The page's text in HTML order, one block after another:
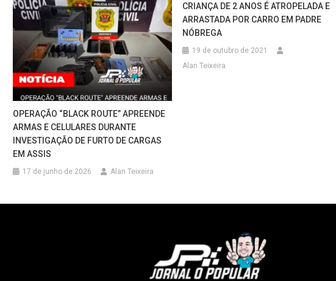
OPERAÇÃO “BLACK ROUTE” APREENDE
ARMAS E CELULARES DURANTE
INVESTIGAÇÃO DE FURTO DE CARGAS
EM ASSIS
17 de junho de 2026 Alan Teixeira
CRIANÇA DE 2 ANOS É ATROPELADA E
ARRASTADA POR CARRO EM PADRE
NÓBREGA
19 de outubro de 2021
Alan Teixeira